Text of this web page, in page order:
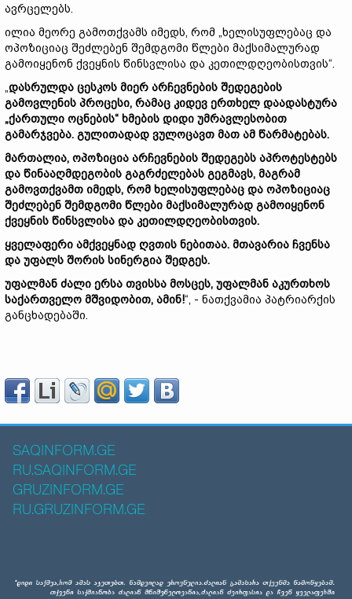
ავრცელებს.
ილია მეორე გამოთქვამს იმედს, რომ „ხელისუფლებაც და
ოპოზიციაც შეძლებენ შემდგომი წლები მაქსიმალურად
გამოიყენონ ქვეყნის წინსვლისა და კეთილდღეობისთვის“.
„დასრულდა ცესკოს მიერ არჩევნების შედეგების
გამოვლენის პროცესი, რამაც კიდევ ერთხელ დაადასტურა
„ქართული ოცნების“ ხმების დიდი უმრავლესობით
გამარჯვება. გულითადად ვულოცავთ მათ ამ წარმატებას.
მართალია, ოპოზიცია არჩევნების შედეგებს აპროტესტებს
და წინააღმდეგობის გაგრძელებას გეგმავს, მაგრამ
გამოვთქვამთ იმედს, რომ ხელისუფლებაც და ოპოზიციაც
შეძლებენ შემდგომი წლები მაქსიმალურად გამოიყენონ
ქვეყნის წინსვლისა და კეთილდღეობისთვის.
ყველაფერი ამქვეყნად ღვთის ნებითაა. მთავარია ჩვენსა
და უფალს შორის სინერგია შედგეს.
უფალმან ძალი ერსა თვისსა მოსცეს, უფალმან აკურთხოს
საქართველო მშვიდობით, ამინ!“, - ნათქვამია პატრიარქის
განცხადებაში.
SAQINFORM.GE
RU.SAQINFORM.GE
GRUZINFORM.GE
RU.GRUZINFORM.GE